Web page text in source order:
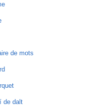
de mots
de dalt